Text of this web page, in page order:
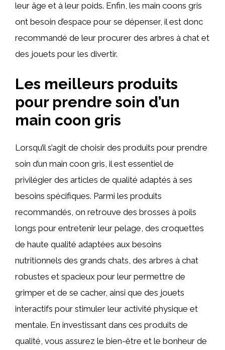
leur âge et à leur poids. Enfin, les main coons gris
ont besoin d’espace pour se dépenser, il est donc
recommandé de leur procurer des arbres à chat et
des jouets pour les divertir.
Les meilleurs produits
pour prendre soin d’un
main coon gris
Lorsqu’il s’agit de choisir des produits pour prendre
soin d’un main coon gris, il est essentiel de
privilégier des articles de qualité adaptés à ses
besoins spécifiques. Parmi les produits
recommandés, on retrouve des brosses à poils
longs pour entretenir leur pelage, des croquettes
de haute qualité adaptées aux besoins
nutritionnels des grands chats, des arbres à chat
robustes et spacieux pour leur permettre de
grimper et de se cacher, ainsi que des jouets
interactifs pour stimuler leur activité physique et
mentale. En investissant dans ces produits de
qualité, vous assurez le bien-être et le bonheur de